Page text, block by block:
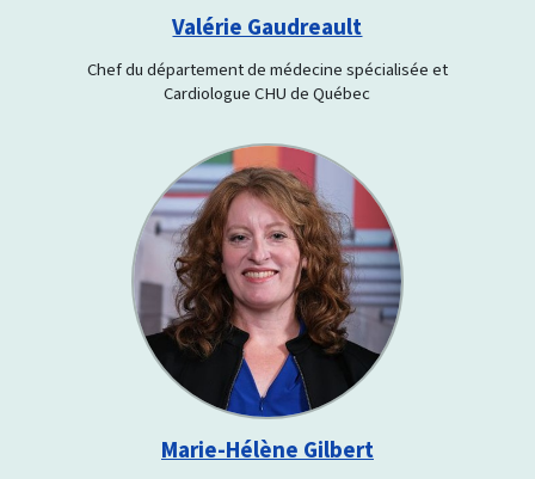
Valérie Gaudreault
Chef du département de médecine spécialisée et
Cardiologue CHU de Québec
Marie-Hélène Gilbert